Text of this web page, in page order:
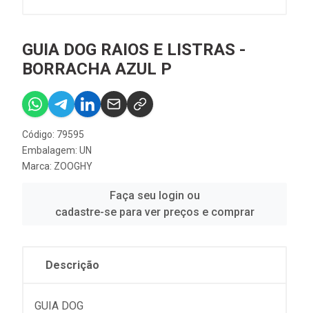
GUIA DOG RAIOS E LISTRAS -
BORRACHA AZUL P
Código: 79595
Embalagem: UN
Marca: ZOOGHY
Faça seu login ou
cadastre-se para ver preços e comprar
Descrição
GUIA DOG